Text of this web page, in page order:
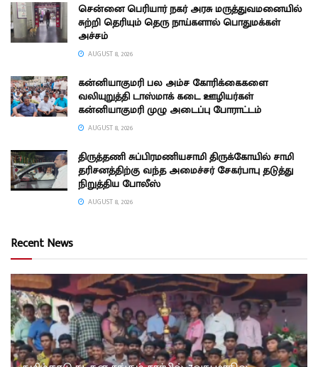
சென்னை பெரியார் நகர் அரசு மருத்துவமனையில்
சுற்றி தெரியும் தெரு நாய்களால் பொதுமக்கள்
அச்சம்
AUGUST 8, 2026
கன்னியாகுமரி பல அம்ச கோரிக்கைகளை
வலியுறுத்தி டாஸ்மாக் கடை ஊழியர்கள்
கன்னியாகுமரி முழு அடைப்பு போராட்டம்
AUGUST 8, 2026
திருத்தணி சுப்பிரமணியசாமி திருக்கோயில் சாமி
தரிசனத்திற்கு வந்த அமைச்சர் சேகர்பாபு தடுத்து
நிறுத்திய போலீஸ்
AUGUST 8, 2026
Recent News